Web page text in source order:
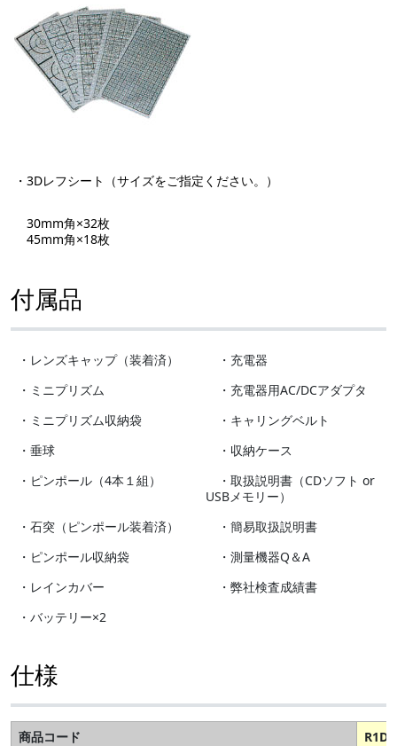
・3Dレフシート（サイズをご指定ください。）
30mm角×32枚
45mm角×18枚
付属品
・レンズキャップ（装着済）
・充電器
・ミニプリズム
・充電器用AC/DCアダプタ
・ミニプリズム収納袋
・キャリングベルト
・垂球
・収納ケース
・ピンポール（4本１組）
・取扱説明書（CDソフト or
USBメモリー）
・石突（ピンポール装着済）
・簡易取扱説明書
・ピンポール収納袋
・測量機器Q＆A
・レインカバー
・弊社検査成績書
・バッテリー×2
仕様
商品コード R1D